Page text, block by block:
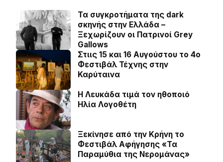
Τα συγκροτήματα της dark
σκηνής στην Ελλάδα –
Ξεχωρίζουν οι Πατρινοί Grey
Gallows
Στιις 15 και 16 Αυγούστου το 4ο
Φεστιβάλ Τέχνης στην
Καρύταινα
Η Λευκάδα τιμά τον ηθοποιό
Ηλία Λογοθέτη
Ξεκίνησε από την Κρήνη το
Φεστιβάλ Αφήγησης «Τα
Παραμύθια της Νερομάνας»